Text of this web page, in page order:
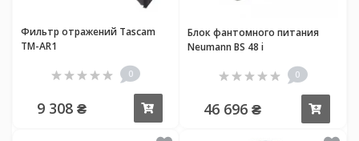
Фильтр отражений Tascam
TM-AR1
0
9 308 ₴
Блок фантомного питания
Neumann BS 48 i
0
46 696 ₴